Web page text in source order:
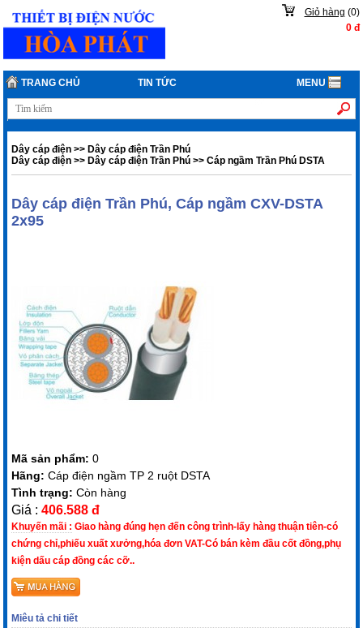
Giỏ hàng (0)
0đ
TRANG CHỦ TIN TỨC MENU
Dây cáp điện >>Dây cáp điện Trần Phú
Dây cáp điện >>Dây cáp điện Trần Phú >>Cáp ngầm Trần Phú DSTA
Dây cáp điện Trần Phú, Cáp ngầm CXV-DSTA
2x95
Mã sản phẩm:0
Hãng:Cáp điện ngầm TP 2 ruột DSTA
Tình trạng:Còn hàng
Giá :406.588 đ
Khuyến mãi : Giao hàng đúng hẹn đến công trình-lấy hàng thuận tiên-có
chứng chỉ,phiếu xuất xưởng,hóa đơn VAT-Có bán kèm đầu cốt đồng,phụ
kiện dấu cáp đồng các cỡ..
Miêu tả chi tiết